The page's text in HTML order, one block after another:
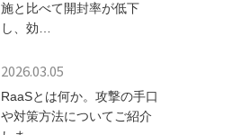
施と比べて開封率が低下
し、効…
2026.03.05
RaaSとは何か。攻撃の手口
や対策方法についてご紹介